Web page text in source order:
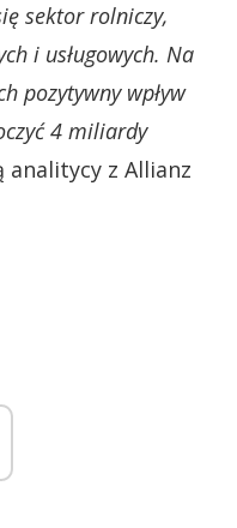
sektor rolniczy,
i usługowych. Na
pozytywny wpływ
4 miliardy
analitycy z Allianz